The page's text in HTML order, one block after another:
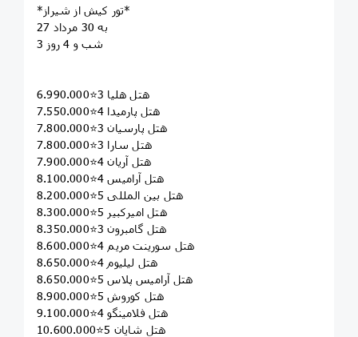
*تور کیش از شیراز*
27 به 30 مرداد
3 شب و 4 روز
هتل هلیا 3⭐6.990.000
هتل پارمیدا 4⭐7.550.000
هتل پارسیان 3⭐7.800.000
هتل سارا 3⭐7.800.000
هتل آریان 4⭐7.900.000
هتل آرامیس 4⭐8.100.000
هتل بین المللی 5⭐8.200.000
هتل امیرکبیر 5⭐8.300.000
هتل گامبرون 3⭐8.350.000
هتل سورینت مریم 4⭐8.600.000
هتل لیلیوم 4⭐8.650.000
هتل آرامیس پلاس 5⭐8.650.000
هتل کوروش 5⭐8.900.000
هتل فلامینگو 4⭐9.100.000
هتل شایان 5⭐10.600.000